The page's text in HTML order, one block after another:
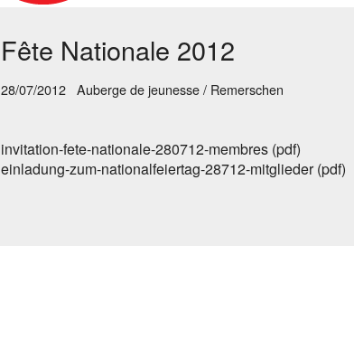
Fête Nationale 2012
28/07/2012 Auberge de jeunesse / Remerschen
invitation-fete-nationale-280712-membres (pdf)
einladung-zum-nationalfeiertag-28712-mitglieder (pdf)